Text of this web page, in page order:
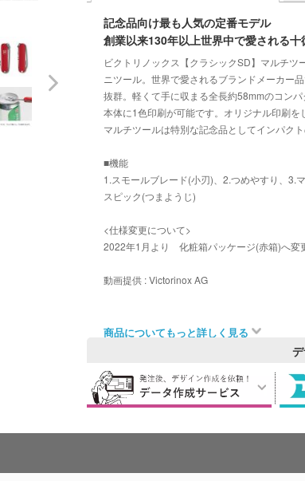
記念品向け最も人気の定番モデル
創業以来130年以上世界中で愛される十
ビクトリノックス【クラシックSD】マルチ
ニツール。世界で愛されるブランドメーカー
抜群。軽くて手に収まる全長約58mmのコン
本体に1色印刷が可能です。オリジナル印刷
マルチツールは特別な記念品としてインパクト
■機能
1.スモールブレード(小刃)、2.つめやすり、3.
スピック(つまようじ)
<仕様変更について>
2022年1月より 化粧箱パッケージ(赤箱)へ変
動画提供 : Victorinox AG
商品についてもっと詳しく見る